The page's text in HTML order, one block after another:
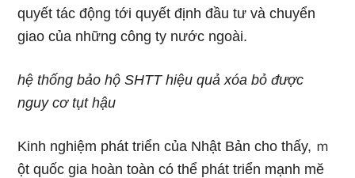
quyết tác động tới quyết định đầu tư và chuyển
giao của những công ty nước ngoài.
hệ thống bảo hộ SHTT hiệu quả xóa bỏ được
nguy cơ tụt hậu
Kinh nghiệm phát triển của Nhật Bản cho thấy, ｍ
ột quốc gia hoàn toàn có thể phát triển mạnh mӗ